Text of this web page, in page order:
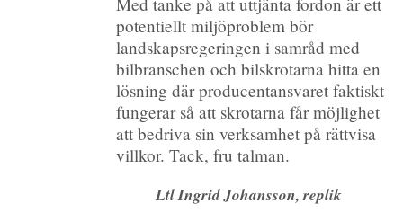
potentiellt miljöproblem bör
landskapsregeringen i samråd med
bilbranschen och bilskrotarna hitta en
lösning där producentansvaret faktiskt
fungerar så att skrotarna får möjlighet
att bedriva sin verksamhet på rättvisa
villkor. Tack, fru talman.
Ltl Ingrid Johansson, replik